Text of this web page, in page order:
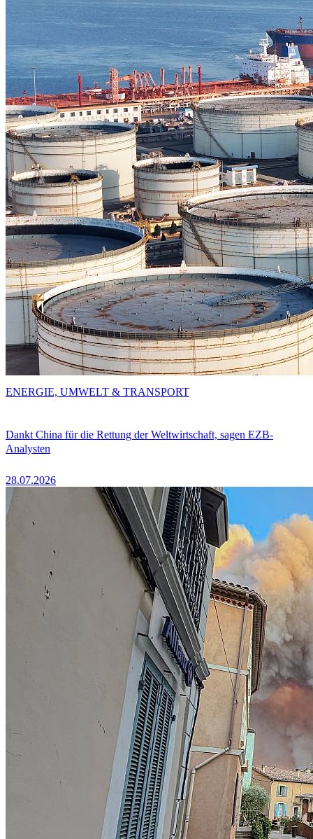
Dankt China für die Rettung der Weltwirtschaft, sagen EZB-
Analysten
28.07.2026
ENERGIE, UMWELT & TRANSPORT